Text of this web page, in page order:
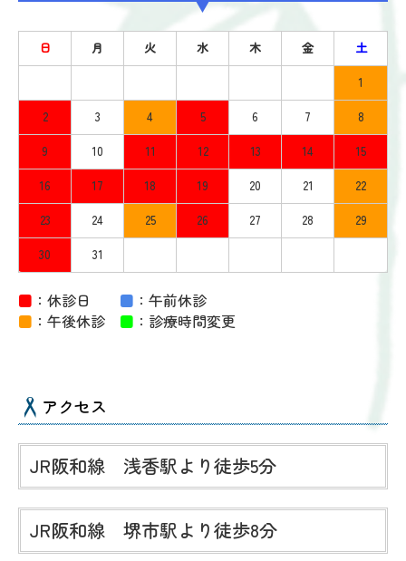
日 月 火 水 木 金
土
1
2
3 4 5 6 7
8
9
10 11 12 13 14
15
16
17 18 19 20 21
22
23
24 25 26 27 28
29
30
31
■ ：休診日 ■ ：午前休診
■ ：午後休診 ■ ：診療時間変更
アクセス
JR阪和線 浅香駅より徒歩5分
JR阪和線 堺市駅より徒歩8分